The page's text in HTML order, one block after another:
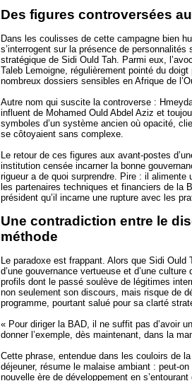
Des figures controversées
Dans les coulisses de cette campagne bien
s’interrogent sur la présence de
stratégique de Sidi Ould Tah. Parmi eux,
Taleb Lemoigne, régulièrement pointé du
nombreux dossiers sensibles en Afrique de
Autre nom qui suscite la controverse :
influent de Mohamed Ould Abdel Aziz et
symboles d’un système ancien où opacité,
se côtoyaient sans complexe.
Le retour de ces figures aux avant-postes
institution censée incarner la bonne
rigueur a de quoi surprendre. Pire : il
les partenaires techniques et financiers de la
président qu’il incarne une rupture avec les
Une contradiction entre le
méthode
Le paradoxe est frappant. Alors que Sidi Ould
d’une gouvernance vertueuse et d’une culture
profils dont le passé soulève de légitimes
non seulement son discours, mais risque de
programme, pourtant salué pour sa clarté
« Pour diriger la BAD, il ne suffit pas d’avoir
donner l’exemple, dès maintenant, dans la
Cette phrase, entendue dans les couloirs de
déjeuner, résume le malaise ambiant : peut-
nouvelle ère de développement en